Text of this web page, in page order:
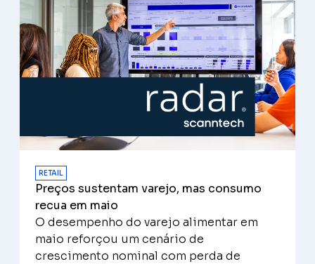
RETAIL
Preços sustentam varejo, mas consumo
recua em maio
O desempenho do varejo alimentar em
maio reforçou um cenário de
crescimento nominal com perda de